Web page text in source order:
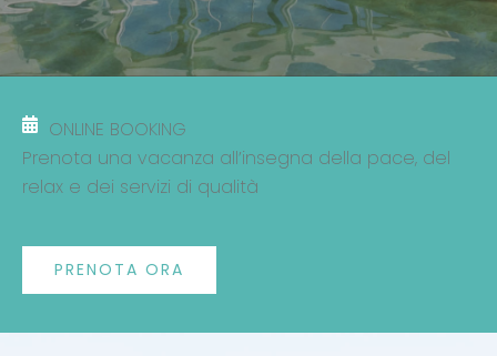
Contatti
ONLINE BOOKING
Prenota una vacanza all’insegna della pace, del
relax e dei servizi di qualità
PRENOTA ORA